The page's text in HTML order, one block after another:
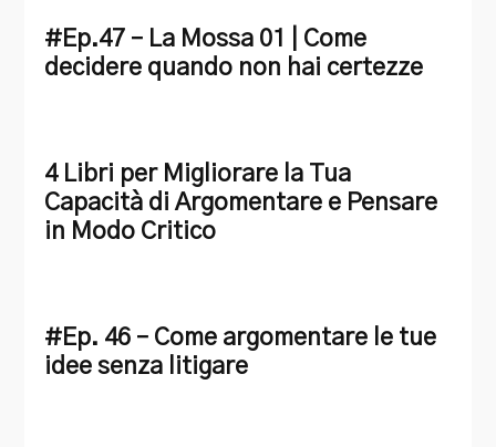
#Ep.47 – La Mossa 01 | Come
decidere quando non hai certezze
4 Libri per Migliorare la Tua
Capacità di Argomentare e Pensare
in Modo Critico
#Ep. 46 – Come argomentare le tue
idee senza litigare